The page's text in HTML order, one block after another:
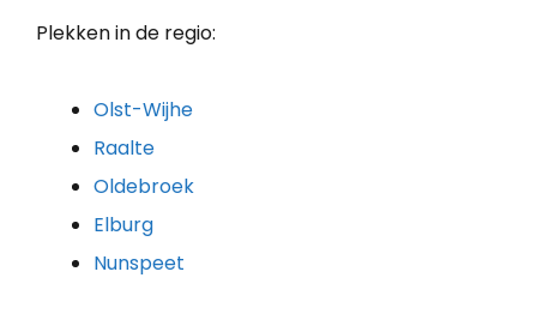
Plekken in de regio:
Olst-Wijhe
Raalte
Oldebroek
Elburg
Nunspeet